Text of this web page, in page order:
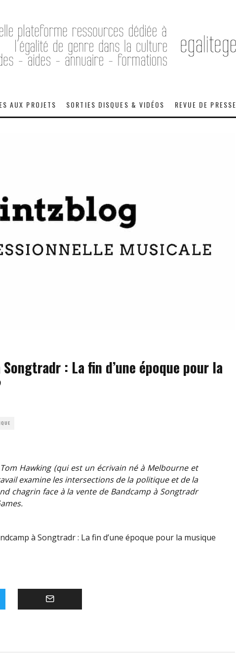
AUX PROJETS SORTIES DISQUES & VIDÉOS REVUE DE PRESSE
: La fin d’une époque pour la
Hawking (qui est un écrivain né à Melbourne et
examine les intersections de la politique et de la
chagrin face à la vente de Bandcamp à Songtradr
à Songtradr : La fin d’une époque pour la musique